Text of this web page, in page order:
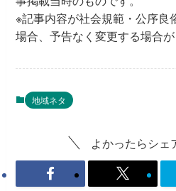
※記事内容が社会規範・公序良
場合、予告なく変更する場合が
地域ネタ
よかったらシェ